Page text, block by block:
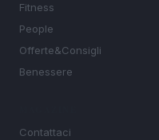
Fitness
People
Offerte&Consigli
Benessere
Contattaci